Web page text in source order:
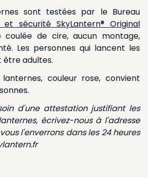
sont testées par le Bureau
et sécurité SkyLantern® Original
coulée de cire, aucun montage,
Les personnes qui lancent les
être adultes.
couleur rose, convient
d'une attestation justifiant les
écrivez-nous à l'adresse
l'enverrons dans les 24 heures